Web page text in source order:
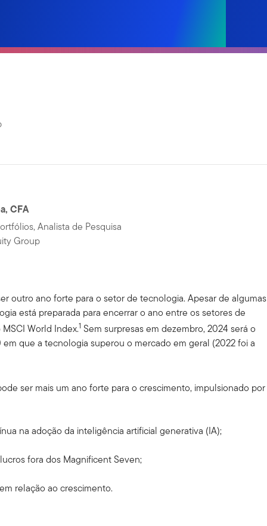
CFA
Analista de Pesquisa
Group
outro ano forte para o setor de tecnologia. Apesar de algumas
está preparada para encerrar o ano entre os setores de
World Index.1 Sem surpresas em dezembro, 2024 será o
em que a tecnologia superou o mercado em geral (2022 foi a
ser mais um ano forte para o crescimento, impulsionado por
na adoção da inteligência artificial generativa (IA);
fora dos Magnificent Seven;
relação ao crescimento.